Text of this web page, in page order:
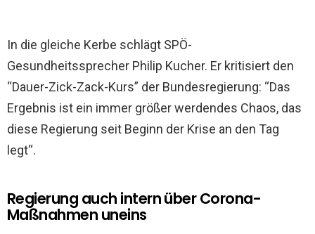
In die gleiche Kerbe schlägt SPÖ-
Gesundheitssprecher Philip Kucher. Er kritisiert den
“Dauer-Zick-Zack-Kurs” der Bundesregierung: “Das
Ergebnis ist ein immer größer werdendes Chaos, das
diese Regierung seit Beginn der Krise an den Tag
legt“.
Regierung auch intern über Corona-
Maßnahmen uneins